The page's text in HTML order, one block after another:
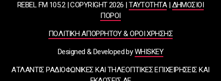
REBEL FM 105.2 | COPYRIGHT 2026 |ΤΑΥΤΟΤΗΤΑ|ΔΗΜΟΣΙΟΙ
ΠΟΡΟΙ
ΠΟΛΙΤΙΚΗ ΑΠΟΡΡΗΤΟΥ & ΟΡΟΙ ΧΡΗΣΗΣ
Designed & Developed byWHISKEY
ΑΤΛΑΝΤΙΣ ΡΑΔΙΟΦΩΝΙΚΕΣ ΚΑΙ ΤΗΛΕΟΠΤΙΚΕΣ ΕΠΙΧΕΙΡΗΣΕΙΣ ΚΑΙ